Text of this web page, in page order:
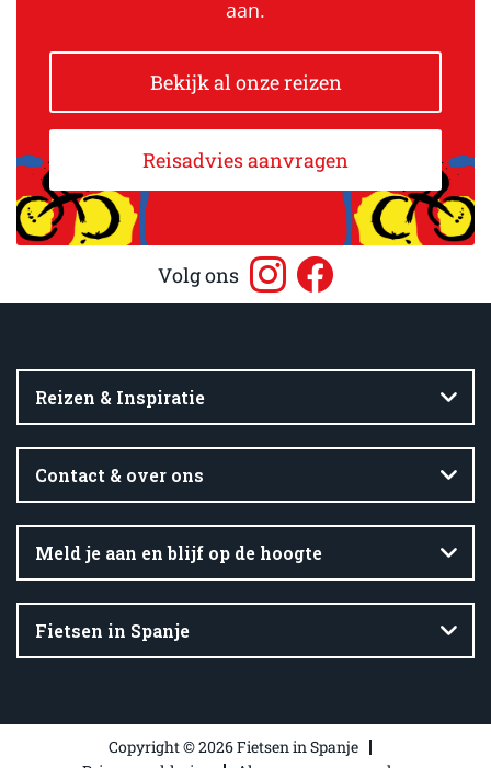
aan.
Bekijk al onze reizen
Reisadvies aanvragen
Volg ons
Reizen & Inspiratie
Contact & over ons
Meld je aan en blijf op de hoogte
Fietsen in Spanje
Copyright © 2026 Fietsen in Spanje